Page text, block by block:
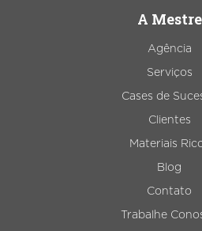
A Mestre
Agência
Serviços
Cases de
Clientes
Materiais
Blog
Contato
Trabalhe